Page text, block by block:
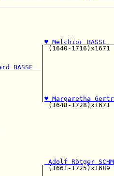
♥ Melchior
| (1640-
BASSE
♥ Margaretha
Adolf Rötger
| (1661-